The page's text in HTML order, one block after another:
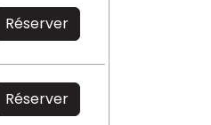
Réserver
Réserver